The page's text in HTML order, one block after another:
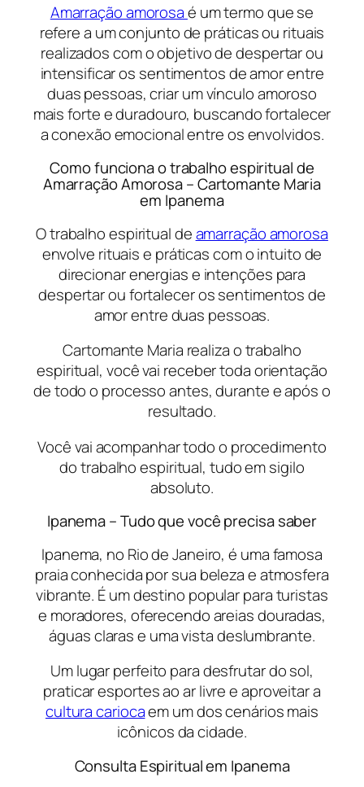
Amarração amorosaé um termo que se
refere a um conjunto de práticas ou rituais
realizados com o objetivo de despertar ou
intensificar os sentimentos de amor entre
duas pessoas, criar um vínculo amoroso
mais forte e duradouro, buscando fortalecer
a conexão emocional entre os envolvidos.
Como funciona o trabalho espiritual de
Amarração Amorosa – Cartomante Maria
em Ipanema
O trabalho espiritual deamarração amorosa
envolve rituais e práticas com o intuito de
direcionar energias e intenções para
despertar ou fortalecer os sentimentos de
amor entre duas pessoas.
Cartomante Maria realiza o trabalho
espiritual, você vai receber toda orientação
de todo o processo antes, durante e após o
resultado.
Você vai acompanhar todo o procedimento
do trabalho espiritual, tudo em sigilo
absoluto.
Ipanema – Tudo que você precisa saber
Ipanema, no Rio de Janeiro, é uma famosa
praia conhecida por sua beleza e atmosfera
vibrante. É um destino popular para turistas
e moradores, oferecendo areias douradas,
águas claras e uma vista deslumbrante.
Um lugar perfeito para desfrutar do sol,
praticar esportes ao ar livre e aproveitar a
cultura cariocaem um dos cenários mais
icônicos da cidade.
Consulta Espiritual em Ipanema